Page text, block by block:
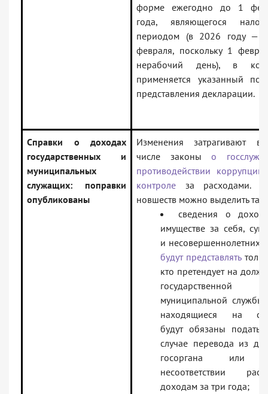
форме ежегодно до 1
года, являющегося
периодом (в 2026 году —
февраля, поскольку 1
нерабочий день), в
применяется указанный
представления декларации.
Справки о доходах
государственных и
муниципальных
служащих: поправки
опубликованы
Изменения затрагивают
числе законы о
противодействии коррупции
контроле за расходами.
новшеств можно выделить
сведения о
имуществе за себя,
и несовершеннолетних
будут представлять
кто претендует на
муниципальной
находящиеся на
будут обязаны подать
случае перевода из
госоргана или
несоответствии
доходам за три года;